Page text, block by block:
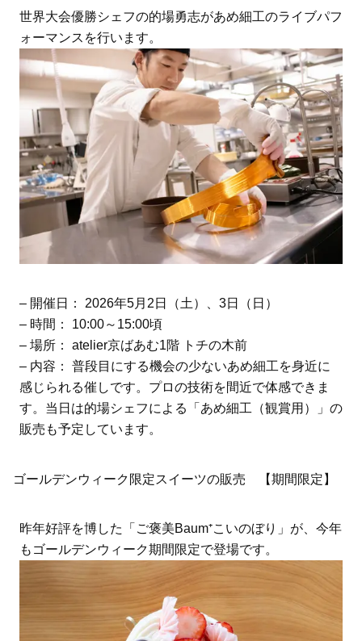
世界大会優勝シェフの的場勇志があめ細工のライブパフ
ォーマンスを行います。
– 開催日： 2026年5月2日（土）、3日（日）
– 時間： 10:00～15:00頃
– 場所： atelier京ばあむ1階 トチの木前
– 内容： 普段目にする機会の少ないあめ細工を身近に
感じられる催しです。プロの技術を間近で体感できま
す。当日は的場シェフによる「あめ細工（観賞用）」の
販売も予定しています。
ゴールデンウィーク限定スイーツの販売 【期間限定】
昨年好評を博した「ご褒美Baum⁺こいのぼり」が、今年
もゴールデンウィーク期間限定で登場です。